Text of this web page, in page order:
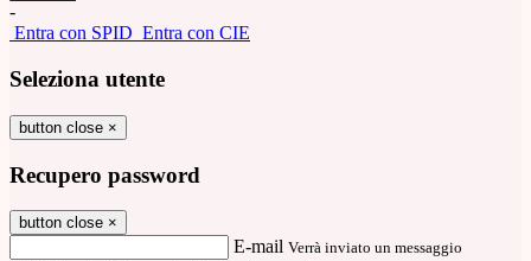
-
Entra con SPID Entra con CIE
Seleziona utente
button close ×
Recupero password
button close ×
E-mail Verrà inviato un messaggio